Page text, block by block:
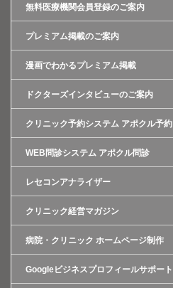
無料医療機関会員登録のご案内
プレミアム掲載のご案内
漫画でわかるプレミアム掲載
ドクターズインタビューのご案内
クリニック予約システム アポクル予約
WEB問診システム アポクル問診
レセコンアナライザー
クリニック経営マガジン
病院・クリニック ホームページ制作
Googleビジネスプロフィールサポート